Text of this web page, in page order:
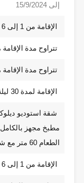
إلى 15/9/2024
الإقامة من 1 إلى 6 ليالي:
تتراوح مدة الإقامة من 4 إلى 14
تتراوح مدة الإقامة من 15 إلى 29
الإقامة لمدة 30 ليلة أو أكثر:
شقة استوديو
مطبخ مجهز
الطعام 60 متر مع شرفة:
الإقامة من 1 إلى 6 ليالي: